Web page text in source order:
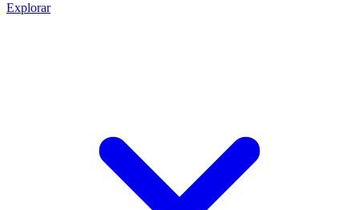
Explorar